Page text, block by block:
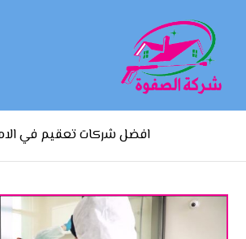
افضل شركات تعقيم في